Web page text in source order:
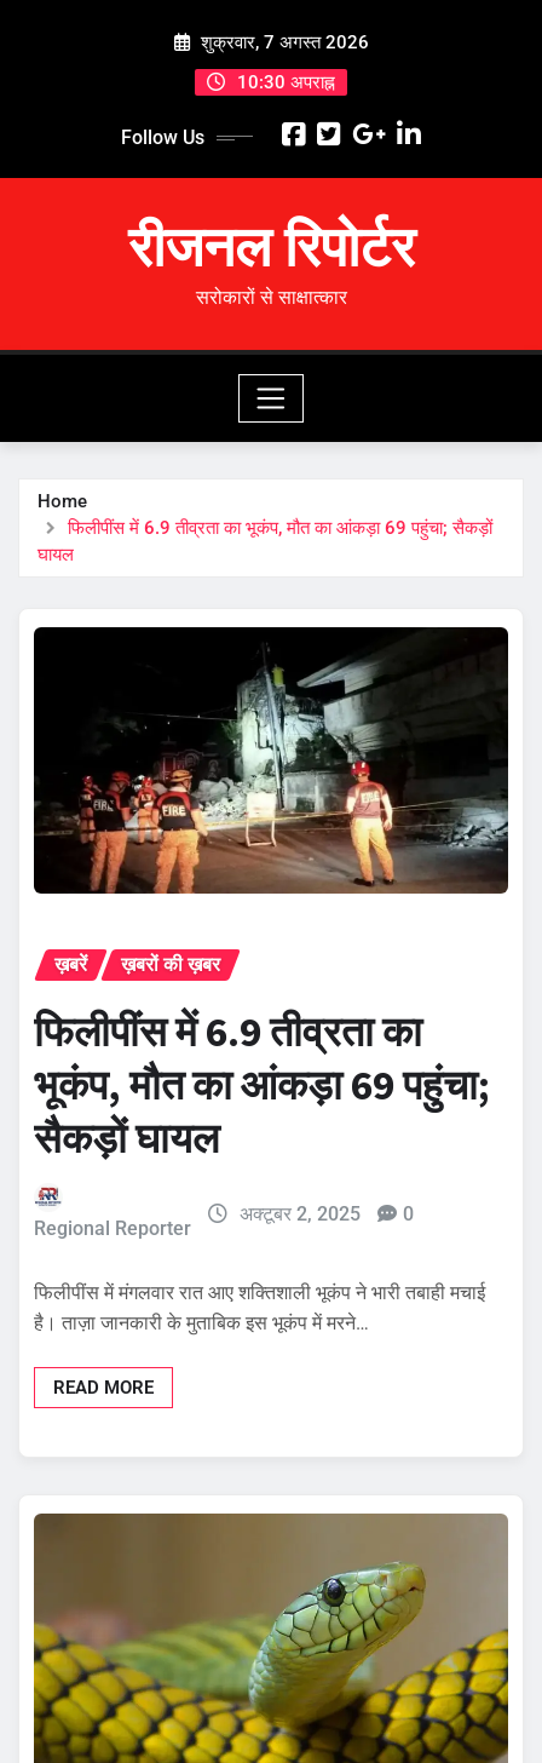
शुक्रवार, 7 अगस्त 2026
10:30 अपराह्न
Follow Us
रीजनल रिपोर्टर
सरोकारों से साक्षात्कार
Home
फिलीपींस में 6.9 तीव्रता का भूकंप, मौत का आंकड़ा 69 पहुंचा; सैकड़ों
घायल
ख़बरें ख़बरों की ख़बर
फिलीपींस में 6.9 तीव्रता का
भूकंप, मौत का आंकड़ा 69 पहुंचा;
सैकड़ों घायल
Regional Reporter
अक्टूबर 2, 2025 0
फिलीपींस में मंगलवार रात आए शक्तिशाली भूकंप ने भारी तबाही मचाई
है। ताज़ा जानकारी के मुताबिक इस भूकंप में मरने…
READ MORE